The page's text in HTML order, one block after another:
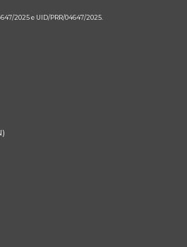
2025 e UID/PRR/04647/2025.